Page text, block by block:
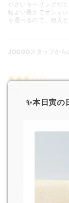
小さいキーリングだ
程よい長さでオシャ
を選べるので、他人
JOGGOスタッフから
限定色を使って推し
JOGGOスタッフか
部屋でもかばんの中
✨本日寅の